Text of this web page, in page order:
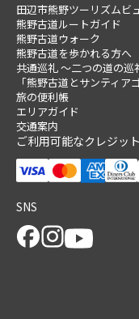
田辺市熊野ツーリズムビ
熊野古道ルートガイド
熊野古道ウォーク
熊野古道を歩かれる方へ
共通巡礼 ～二つの道の巡
「熊野古道とサンティア
旅の便利帳
エリアガイド
交通案内
ご利用可能なクレジッ
SNS